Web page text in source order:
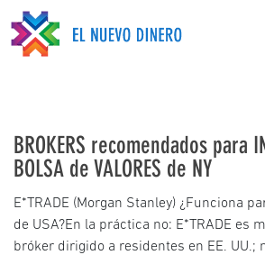
BROKERS recomendados para
BOLSA de VALORES de NY
E*TRADE (Morgan Stanley) ¿Funciona
de USA?En la práctica no: E*TRADE es
bróker dirigido a residentes en EE. UU.;